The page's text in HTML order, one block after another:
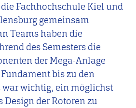
Fachhochschule Kiel und
gemeinsam
Teams haben die
des Semesters die
der Mega-Anlage
bis zu den
war wichtig, ein möglichst
der Rotoren zu